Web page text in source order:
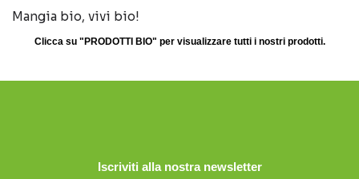
Mangia bio, vivi bio!
Clicca su "PRODOTTI BIO" per visualizzare tutti i nostri prodotti.
Iscriviti alla nostra newsletter